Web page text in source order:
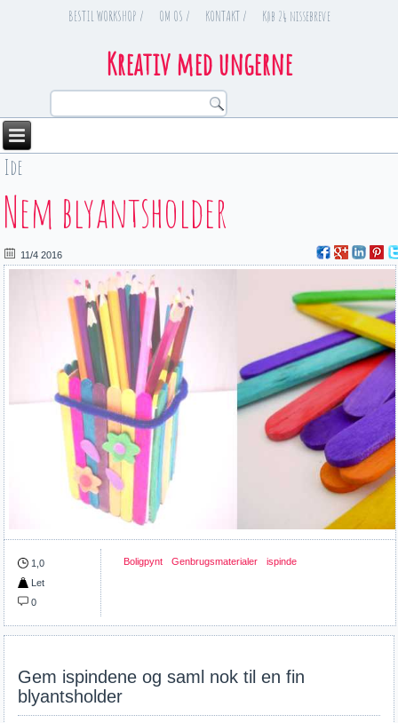
BESTIL WORKSHOP / OM OS / KONTAKT / Køb 24 nissebreve
Kreativ med ungerne
You are here
Ide
Nem blyantsholder
11/4 2016
1,0
Let
0
Boligpynt Genbrugsmaterialer ispinde
Gem ispindene og saml nok til en fin
blyantsholder